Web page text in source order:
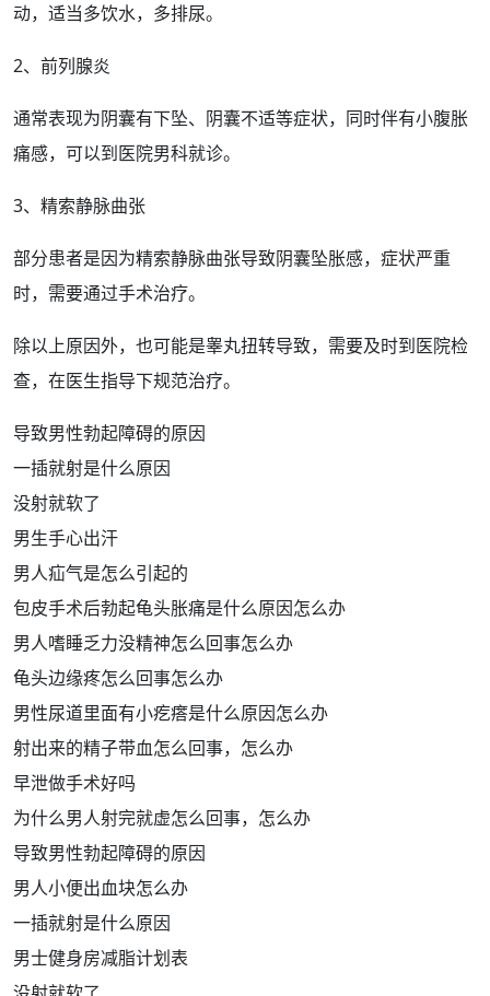
动，适当多饮水，多排尿。
2、 前列腺炎
通常表现为阴囊有下坠、阴囊不适等症状，同时伴有小腹胀
痛感，可以到医院男科就诊。
3、 精索静脉曲张
部分患者是因为精索静脉曲张导致阴囊坠胀感，症状严重
时，需要通过手术治疗。
除以上原因外，也可能是睾丸扭转导致，需要及时到医院检
查，在医生指导下规范治疗。
导致男性勃起障碍的原因
一插就射是什么原因
没射就软了
男生手心出汗
男人疝气是怎么引起的
包皮手术后勃起龟头胀痛是什么原因怎么办
男人嗜睡乏力没精神怎么回事怎么办
龟头边缘疼怎么回事怎么办
男性尿道里面有小疙瘩是什么原因怎么办
射出来的精子带血怎么回事，怎么办
早泄做手术好吗
为什么男人射完就虚怎么回事，怎么办
导致男性勃起障碍的原因
男人小便出血块怎么办
一插就射是什么原因
男士健身房减脂计划表